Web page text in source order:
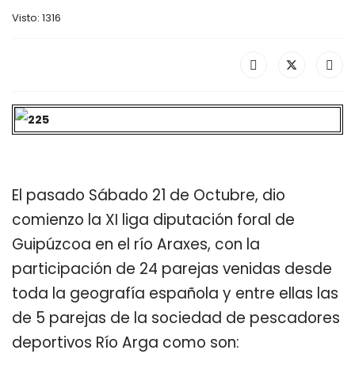
Visto: 1316
El pasado Sábado 21 de Octubre, dio
comienzo la XI liga diputación foral de
Guipúzcoa en el río Araxes, con la
participación de 24 parejas venidas desde
toda la geografía española y entre ellas las
de 5 parejas de la sociedad de pescadores
deportivos Río Arga como son: